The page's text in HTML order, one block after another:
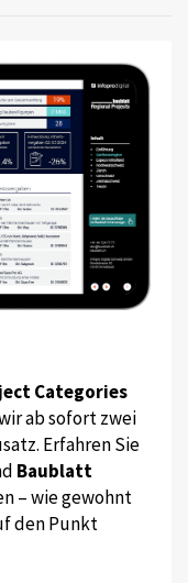
Categories
ab sofort zwei
Erfahren Sie
Baublatt
– wie gewohnt
den Punkt